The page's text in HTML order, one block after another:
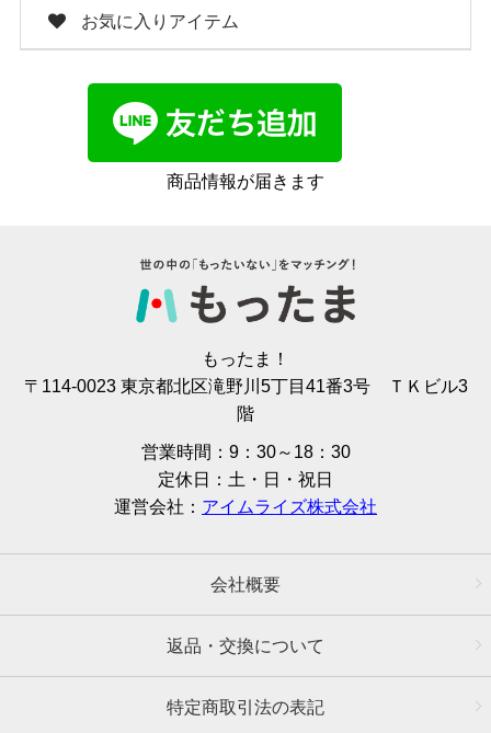
お気に入りアイテム
商品情報が届きます
もったま！
〒114-0023 東京都北区滝野川5丁目41番3号 ＴＫビル3
階
営業時間：9：30～18：30
定休日：土・日・祝日
運営会社： アイムライズ株式会社
会社概要
返品・交換について
特定商取引法の表記